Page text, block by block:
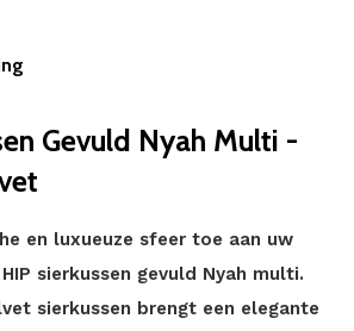
Gevuld Nyah Multi -
en luxueuze sfeer toe aan uw
sierkussen gevuld Nyah multi.
sierkussen brengt een elegante